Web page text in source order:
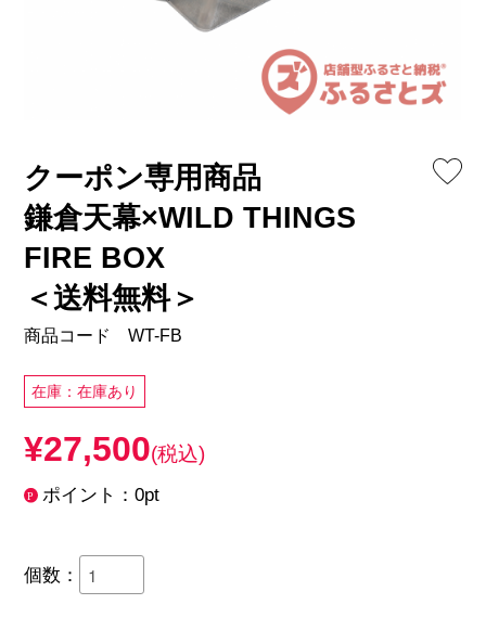
クーポン専用商品
鎌倉天幕×WILD THINGS
FIRE BOX
＜送料無料＞
商品コード WT-FB
在庫：在庫あり
¥27,500(税込)
ポイント：0pt
個数：